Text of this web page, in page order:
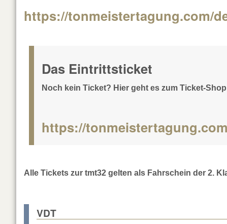
https://tonmeistertagung.com/
Das Eintrittsticket
Noch kein Ticket? Hier geht es zum Ticket-Shop
https://
Alle Tickets zur tmt32 gelten als Fahrschein der 2.
VDT